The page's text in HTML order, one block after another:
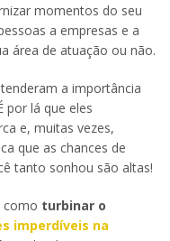
momentos do seu
a empresas e a
área de atuação ou não.
a importância
por lá que eles
e, muitas vezes,
que as chances de
tanto sonhou são altas!
como turbinar o
imperdíveis na